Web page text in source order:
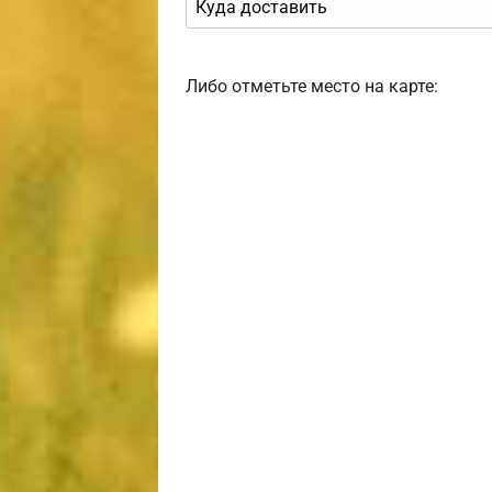
Либо отметьте место на карте: